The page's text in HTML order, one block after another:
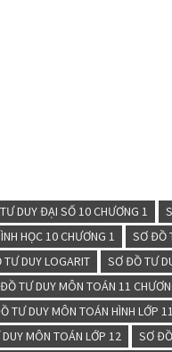
DUY ĐẠI SỐ 10 CHƯƠNG 1
HỌC 10 CHƯƠNG 1
SƠ ĐỒ
DUY LOGARIT SƠ ĐỒ TƯ
TƯ DUY MÔN TOÁN 11
TƯ DUY MÔN TOÁN HÌNH LỚP
MÔN TOÁN LỚP 12
SƠ